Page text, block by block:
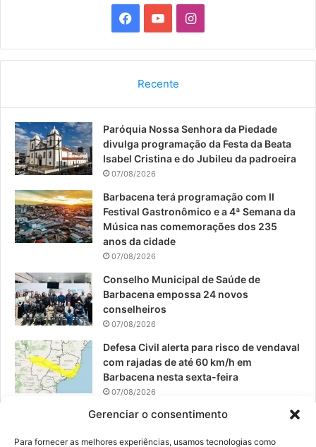
Gerenciar o consentimento
Para fornecer as melhores experiências, usamos tecnologias como
a
b
o
k
o
u
b
I
n
a
g
a
Recente
Paróquia Nossa Senhora da Piedade
divulga programação da Festa da Beata
Isabel Cristina e do Jubileu da padroeira
07/08/2026
Barbacena terá programação com II
Festival Gastronômico e a 4ª Semana da
Música nas comemorações dos 235
anos da cidade
07/08/2026
Conselho Municipal de Saúde de
Barbacena empossa 24 novos
conselheiros
07/08/2026
Defesa Civil alerta para risco de vendaval
com rajadas de até 60 km/h em
Barbacena nesta sexta-feira
07/08/2026
EPCAR tem a melhor nota do IDEB no